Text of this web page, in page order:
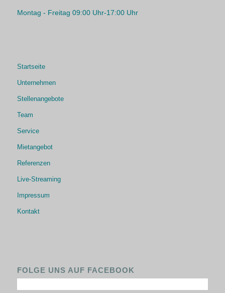
Montag - Freitag 09:00 Uhr-17:00 Uhr
Startseite
Unternehmen
Stellenangebote
Team
Service
Mietangebot
Referenzen
Live-Streaming
Impressum
Kontakt
FOLGE UNS AUF FACEBOOK